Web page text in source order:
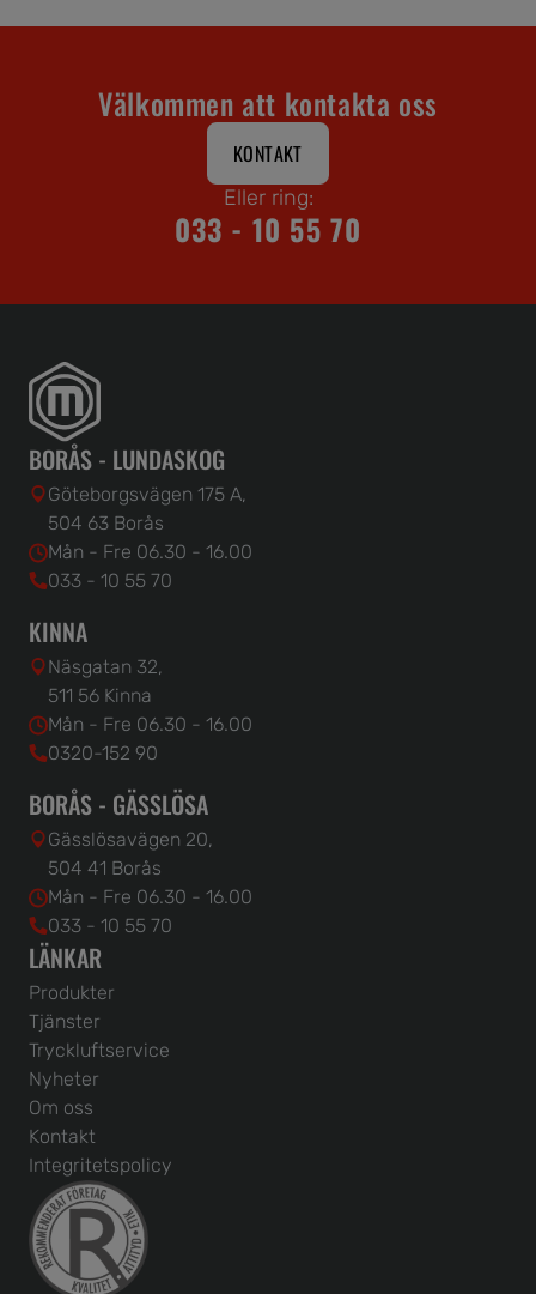
Välkommen att kontakta oss
KONTAKT
Eller ring:
033 - 10 55 70
BORÅS - LUNDASKOG
Göteborgsvägen 175 A,
504 63 Borås
Mån - Fre 06.30 - 16.00
033 - 10 55 70
KINNA
Näsgatan 32,
511 56 Kinna
Mån - Fre 06.30 - 16.00
0320-152 90
BORÅS - GÄSSLÖSA
Gässlösavägen 20,
504 41 Borås
Mån - Fre 06.30 - 16.00
033 - 10 55 70
LÄNKAR
Produkter
Tjänster
Tryckluftservice
Nyheter
Om oss
Kontakt
Integritetspolicy